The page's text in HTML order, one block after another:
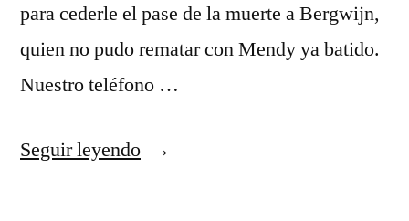
para cederle el pase de la muerte a Bergwijn,
quien no pudo rematar con Mendy ya batido.
Nuestro teléfono …
Seguir leyendo«equipaciones